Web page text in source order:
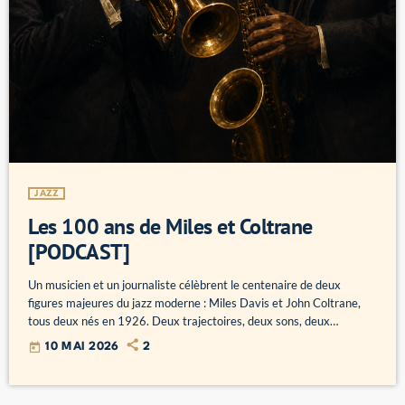
JAZZ
Les 100 ans de Miles et Coltrane
[PODCAST]
Un musicien et un journaliste célèbrent le centenaire de deux
figures majeures du jazz moderne : Miles Davis et John Coltrane,
tous deux nés en 1926. Deux trajectoires, deux sons, deux
manières de faire basculer l’histoire du jazz, c'est mardi à 20h dans
Ping Pong Jazz.
today 10 MAI 2026 2